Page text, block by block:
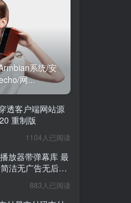
系统/安
网...
透客户端网站源
重制版
1104人已阅读
放器带弹幕库 最
洁无广告无后台
883人已阅读
系统/安
网...
透客户端网站源
重制版
1104人已阅读
放器带弹幕库 最
洁无广告无后台
883人已阅读